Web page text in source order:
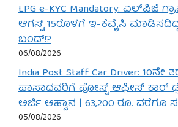
LPG e-KYC Mandatory: ಎಲ್‌ಪಿಜಿ
ಆಗಸ್ಟ್ 15ರೊಳಗೆ ಇ-ಕೆವೈಸಿ
ಬಂದ್!?
06/08/2026
India Post Staff Car Driver: 10ನೇ
ಪಾಸಾದವರಿಗೆ ಪೋಸ್ಟ್ ಆಫೀಸ್ ಕಾರ್
ಅರ್ಜಿ ಆಹ್ವಾನ | 63,200 ರೂ. ವರೆಗೂ
05/08/2026